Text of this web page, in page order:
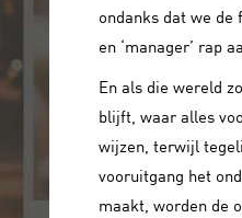
ondanks dat we de
en ‘manager’ rap
En als die wereld
blijft, waar alles
wijzen, terwijl
vooruitgang het
maakt, worden de